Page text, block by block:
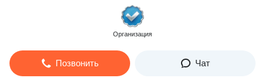
Организация
Позвонить Чат